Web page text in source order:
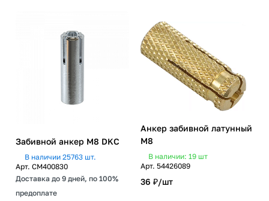
Забивной анкер М8 DKC
В наличии 25763 шт.
Арт. CM400830
Доставка до 9 дней, по 100%
предоплате
Анкер забивной латунный
М8
В наличии: 19 шт
Арт. 54426089
36 ₽/шт